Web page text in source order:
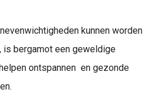
kunnen worden
bergamot een geweldige
ontspannen en gezonde